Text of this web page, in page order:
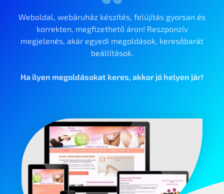
Weboldal, webáruház készítés, felújítás gyorsan és
korrekten, megfizethető áron! Reszponzív
megjelenés, akár egyedi megoldások, keresőbarát
beállítások.
Ha ilyen megoldásokat keres, akkor jó helyen jár!